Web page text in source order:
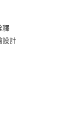
釋
設計